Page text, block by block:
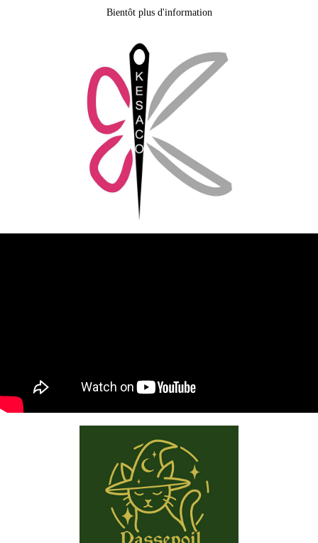
Bientôt plus d'information